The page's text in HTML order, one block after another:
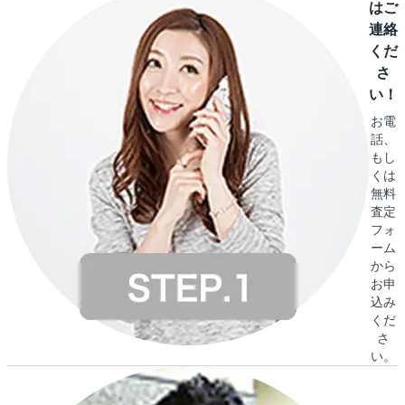
はご
連絡
くだ
さ
い！
お電
話、
もし
くは
無料
査定
フォ
ーム
から
お申
込み
くだ
さ
い。